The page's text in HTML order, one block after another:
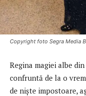
Copyright foto Segra Media
Regina magiei albe
confruntă de la o
de niște impostoare,